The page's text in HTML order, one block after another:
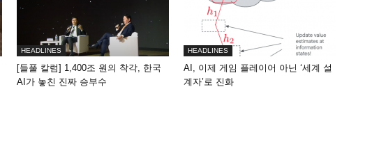
HEADLINES
[들풀 칼럼] 1,400조 원의 착각, 한국
AI가 놓친 진짜 승부수
HEADLINES
AI, 이제 게임 플레이어 아닌 ‘세계 설
계자’로 진화